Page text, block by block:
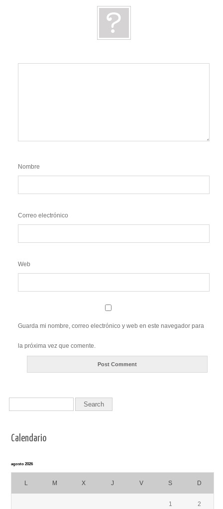
Nombre
Correo electrónico
Web
Guarda mi nombre, correo electrónico y web en este navegador para
la próxima vez que comente.
Calendario
agosto 2026
L M X J V S D
1 2